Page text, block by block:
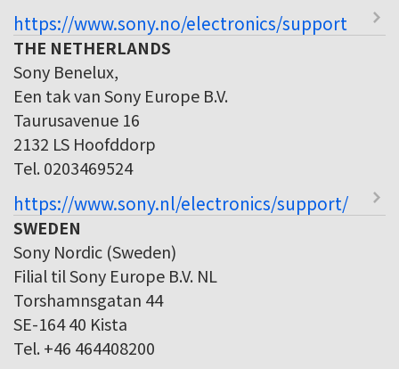
https://www.sony.no/electronics/support
THE NETHERLANDS
Sony Benelux,
Een tak van Sony Europe B.V.
Taurusavenue 16
2132 LS Hoofddorp
Tel. 0203469524
https://www.sony.nl/electronics/support/
SWEDEN
Sony Nordic (Sweden)
Filial til Sony Europe B.V. NL
Torshamnsgatan 44
SE-164 40 Kista
Tel. +46 464408200